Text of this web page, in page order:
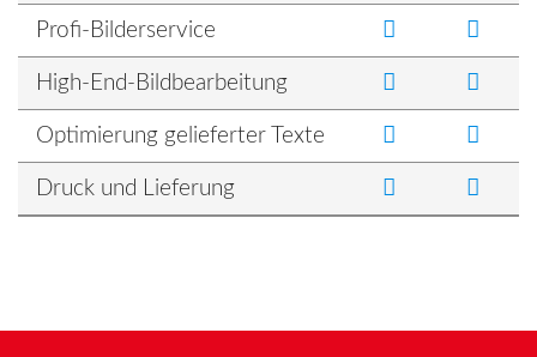
Profi-Bilderservice
High-End-Bildbearbeitung
Optimierung gelieferter Texte
Druck und Lieferung